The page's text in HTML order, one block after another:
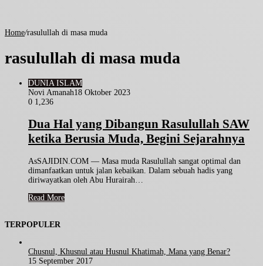
Home/rasulullah di masa muda
rasulullah di masa muda
DUNIA ISLAM
Novi Amanah18 Oktober 2023
0 1,236
Dua Hal yang Dibangun Rasulullah SAW
ketika Berusia Muda, Begini Sejarahnya
AsSAJIDIN.COM — Masa muda Rasulullah sangat optimal dan
dimanfaatkan untuk jalan kebaikan. Dalam sebuah hadis yang
diriwayatkan oleh Abu Hurairah…
Read More
TERPOPULER
Chusnul, Khusnul atau Husnul Khatimah, Mana yang Benar?
15 September 2017